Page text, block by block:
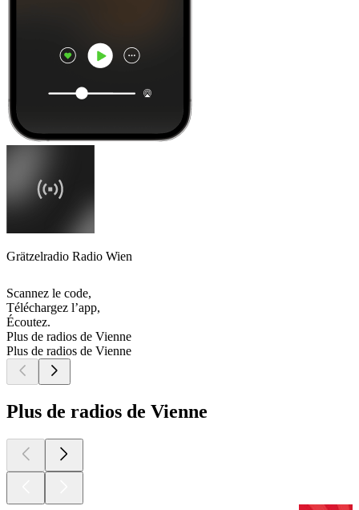
Grätzelradio Radio Wien
Scannez le code,
Téléchargez l’app,
Écoutez.
Plus de radios de Vienne
Plus de radios de Vienne
Plus de radios de Vienne